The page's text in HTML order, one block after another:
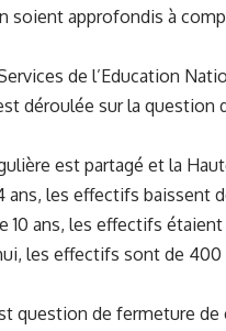
soient approfondis à
de l’Education
déroulée sur la question
est partagé et la
ans, les effectifs baissent
10 ans, les effectifs
les effectifs sont de
question de fermeture de